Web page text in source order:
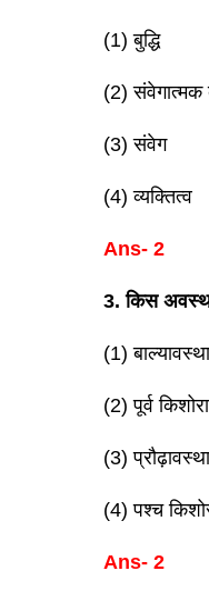
(1) बुद्धि
(2) संवेगात्मक
(3) संवेग
(4) व्यक्तित्व
Ans- 2
3. किस
(1) बाल्यावस्था
(2) पूर्व
(3) प्रौढ़ावस्था
(4) पश्च
Ans- 2